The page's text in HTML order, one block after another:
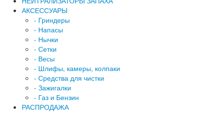
АКСЕССУАРЫ
- Гриндеры
- Напасы
- Нычки
- Сетки
- Весы
- Шлифы, камеры, колпаки
- Средства для чистки
- Зажигалки
- Газ и Бензин
РАСПРОДАЖА